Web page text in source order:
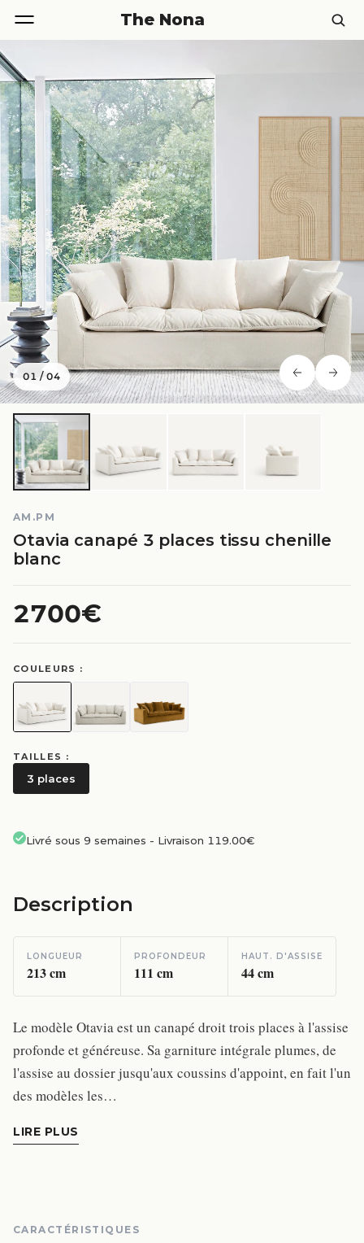
The Nona
01 /04
AM.PM
Otavia canapé 3 places tissu chenille
blanc
2700€
COULEURS :
TAILLES :
3 places
Livré sous 9 semaines - Livraison 119.00€
Description
LONGUEUR
213cm
PROFONDEUR
111 cm
HAUT. D'ASSISE
44cm
Le modèle Otavia est un canapé droit trois places à l'assise
profonde et généreuse. Sa garniture intégrale plumes, de
l'assise au dossier jusqu'aux coussins d'appoint, en fait l'un
des modèles les…
LIRE PLUS
CARACTÉRISTIQUES